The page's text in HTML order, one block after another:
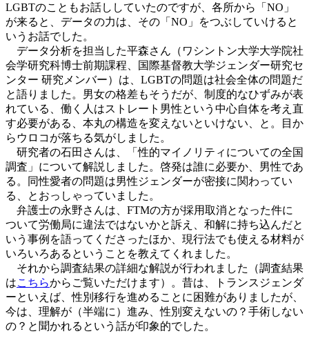
LGBTのこともお話ししていたのですが、各所から「NO」
が来ると、データの力は、その「NO」をつぶしていけると
いうお話でした。
データ分析を担当した平森さん（ワシントン大学大学院社
会学研究科博士前期課程、国際基督教大学ジェンダー研究セ
ンター 研究メンバー）は、LGBTの問題は社会全体の問題だ
と語りました。男女の格差もそうだが、制度的なひずみが表
れている、働く人はストレート男性という中心自体を考え直
す必要がある、本丸の構造を変えないといけない、と。目か
らウロコが落ちる気がしました。
研究者の石田さんは、「性的マイノリティについての全国
調査」について解説しました。啓発は誰に必要か、男性であ
る。同性愛者の問題は男性ジェンダーが密接に関わってい
る、とおっしゃっていました。
弁護士の永野さんは、FTMの方が採用取消となった件に
ついて労働局に違法ではないかと訴え、和解に持ち込んだと
いう事例を語ってくださったほか、現行法でも使える材料が
いろいろあるということを教えてくれました。
それから調査結果の詳細な解説が行われました（調査結果
はこちらからご覧いただけます）。昔は、トランスジェンダ
ーといえば、性別移行を進めることに困難がありましたが、
今は、理解が（半端に）進み、性別変えないの？手術しない
の？と聞かれるという話が印象的でした。